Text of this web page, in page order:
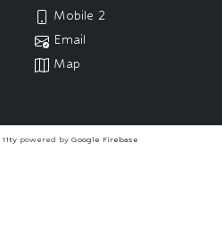
Mobile 2
Email
Map
11typowered by Google Firebase